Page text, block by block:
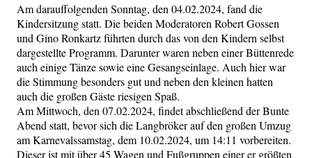
Am darauffolgenden Sonntag, den 04.02.2024, fand die
Kindersitzung statt. Die beiden Moderatoren Robert Gossen
und Gino Ronkartz führten durch das von den Kindern selbst
dargestellte Programm. Darunter waren neben einer Büttenrede
auch einige Tänze sowie eine Gesangseinlage. Auch hier war
die Stimmung besonders gut und neben den kleinen hatten
auch die großen Gäste riesigen Spaß.
Am Mittwoch, den 07.02.2024, findet abschließend der Bunte
Abend statt, bevor sich die Langbröker auf den großen Umzug
am Karnevalssamstag, dem 10.02.2024, um 14:11 vorbereiten.
Dieser ist mit über 45 Wagen und Fußgruppen einer er größten